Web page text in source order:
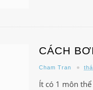
CÁCH
Cham Tran
Ít có 1 môn